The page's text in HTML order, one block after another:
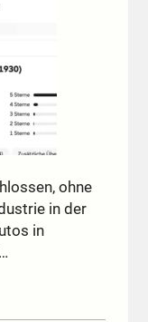
ohne
in der
in